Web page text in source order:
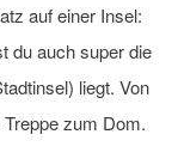
auf einer Insel:
du auch super die
liegt. Von
zum Dom.